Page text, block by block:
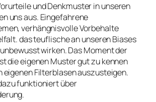
und Denkmuster in unseren
uns aus. Eingefahrene
verhängnisvolle Vorbehalte
das teuflische an unseren Biases
wirken. Das Moment der
die eigenen Muster gut zu kennen
eigenen Filterblasen auszusteigen.
funktioniert über